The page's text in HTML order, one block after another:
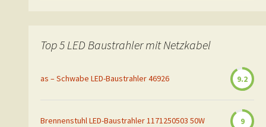
Top 5 LED Baustrahler mit Netzkabel
as – Schwabe LED-Baustrahler 46926 9.2
Brennenstuhl LED-Baustrahler 1171250503 50W 9